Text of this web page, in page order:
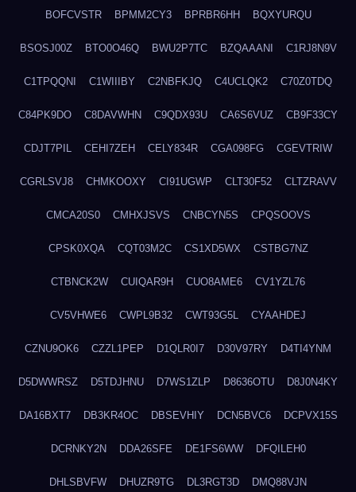
BOFCVSTR BPMM2CY3 BPRBR6HH BQXYURQU
BSOSJ00Z BTO0O46Q BWU2P7TC BZQAAANI C1RJ8N9V
C1TPQQNI C1WIIIBY C2NBFKJQ C4UCLQK2 C70Z0TDQ
C84PK9DO C8DAVWHN C9QDX93U CA6S6VUZ CB9F33CY
CDJT7PIL CEHI7ZEH CELY834R CGA098FG CGEVTRIW
CGRLSVJ8 CHMKOOXY CI91UGWP CLT30F52 CLTZRAVV
CMCA20S0 CMHXJSVS CNBCYN5S CPQSOOVS
CPSK0XQA CQT03M2C CS1XD5WX CSTBG7NZ
CTBNCK2W CUIQAR9H CUO8AME6 CV1YZL76
CV5VHWE6 CWPL9B32 CWT93G5L CYAAHDEJ
CZNU9OK6 CZZL1PEP D1QLR0I7 D30V97RY D4TI4YNM
D5DWWRSZ D5TDJHNU D7WS1ZLP D8636OTU D8J0N4KY
DA16BXT7 DB3KR4OC DBSEVHIY DCN5BVC6 DCPVX15S
DCRNKY2N DDA26SFE DE1FS6WW DFQILEH0
DHLSBVFW DHUZR9TG DL3RGT3D DMQ88VJN